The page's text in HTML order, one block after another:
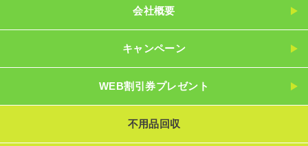
会社概要
キャンペーン
WEB割引券プレゼント
不用品回収